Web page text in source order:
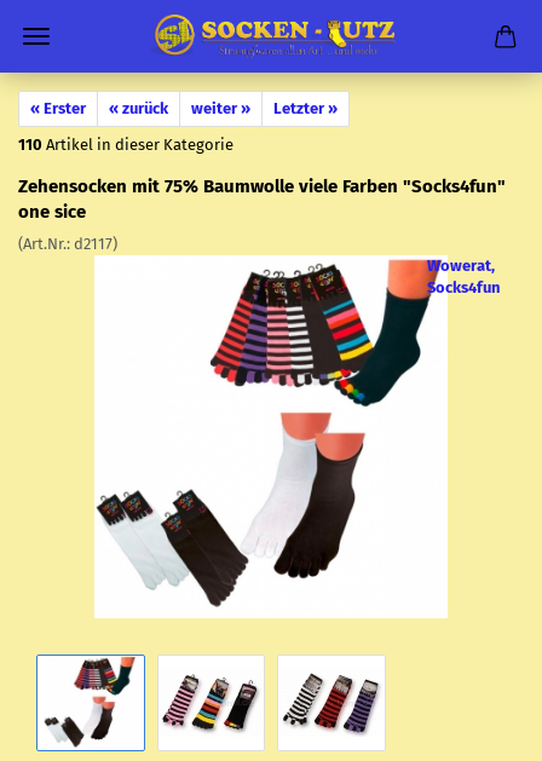
« Erster « zurück weiter »
Letzter »
110 Artikel in dieser Kategorie
Ze­hen­so­cken mit 75% Baum­wol­le viele Far­ben "Socks4fun"
one sice
(Art.Nr.: d2117)
Wowerat,
Socks4fun